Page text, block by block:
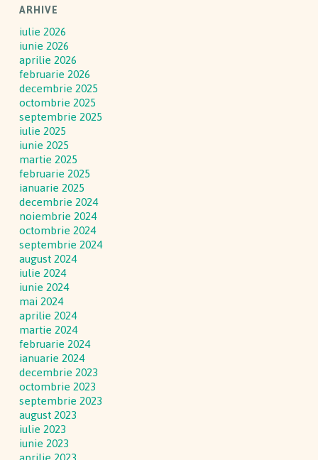
ARHIVE
iulie 2026
iunie 2026
aprilie 2026
februarie 2026
decembrie 2025
octombrie 2025
septembrie 2025
iulie 2025
iunie 2025
martie 2025
februarie 2025
ianuarie 2025
decembrie 2024
noiembrie 2024
octombrie 2024
septembrie 2024
august 2024
iulie 2024
iunie 2024
mai 2024
aprilie 2024
martie 2024
februarie 2024
ianuarie 2024
decembrie 2023
octombrie 2023
septembrie 2023
august 2023
iulie 2023
iunie 2023